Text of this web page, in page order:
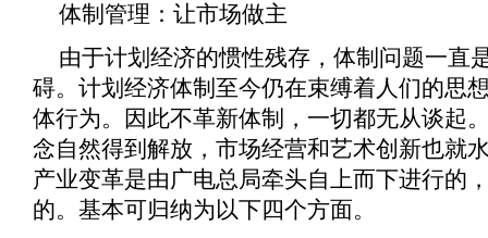
体制管理：让市场做主
由于计划经济的惯性残存，体制问题一直
碍。计划经济体制至今仍在束缚着人们的思
体行为。因此不革新体制，一切都无从谈起
念自然得到解放，市场经营和艺术创新也就
产业变革是由广电总局牵头自上而下进行的
的。基本可归纳为以下四个方面。